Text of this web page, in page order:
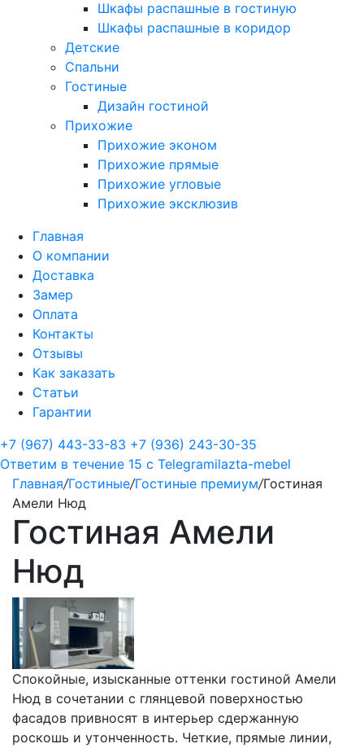
Шкафы распашные в гостиную
Шкафы распашные в коридор
Детские
Спальни
Гостиные
Дизайн гостиной
Прихожие
Прихожие эконом
Прихожие прямые
Прихожие угловые
Прихожие эксклюзив
Главная
О компании
Доставка
Замер
Оплата
Контакты
Отзывы
Как заказать
Статьи
Гарантии
+7 (967) 443-33-83 +7 (936) 243-30-35
Ответим в течение 15 с Telegramilazta-mebel
Главная/Гостиные/Гостиные премиум/Гостиная
Амели Нюд
Гостиная Амели
Нюд
Спокойные, изысканные оттенки гостиной Амели
Нюд в сочетании с глянцевой поверхностью
фасадов привносят в интерьер сдержанную
роскошь и утонченность. Четкие, прямые линии,